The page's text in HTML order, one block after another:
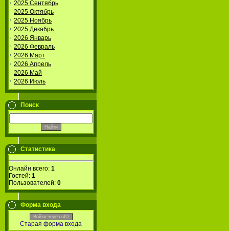
2025 Сентябрь
2025 Октябрь
2025 Ноябрь
2025 Декабрь
2026 Январь
2026 Февраль
2026 Март
2026 Апрель
2026 Май
2026 Июль
Поиск
Статистика
Онлайн всего: 1
Гостей: 1
Пользователей: 0
Форма входа
Войти через uID
Старая форма входа